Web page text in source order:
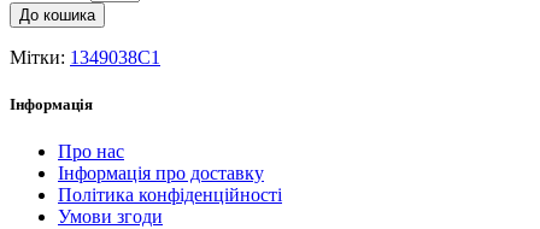
До кошика
Мітки: 1349038C1
Інформація
Про нас
Інформація про доставку
Політика конфіденційності
Умови згоди